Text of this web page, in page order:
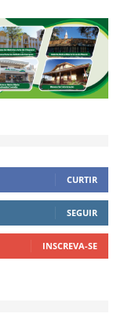
CURTIR
SEGUIR
INSCREVA-SE